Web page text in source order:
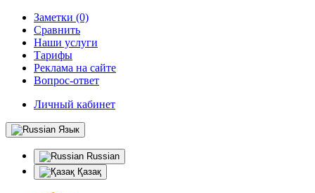
Заметки (0)
Сравнить
Наши услуги
Тарифы
Реклама на сайте
Вопрос-ответ
Личный кабинет
Язык
Russian
Қазақ